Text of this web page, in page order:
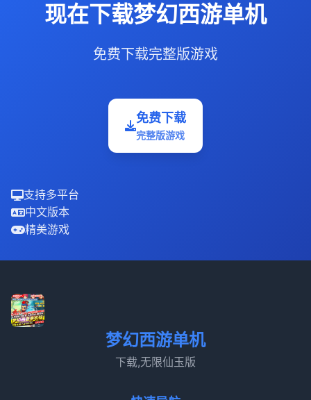
现在下载梦幻西游单机
免费下载完整版游戏
免费下载
完整版游戏
支持多平台
中文版本
精美游戏
梦幻西游单机
下载,无限仙玉版